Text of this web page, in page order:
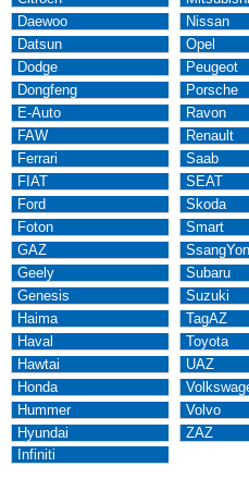
Daewoo
Datsun
Dodge
Dongfeng
E-Auto
FAW
Ferrari
FIAT
Ford
Foton
GAZ
Geely
Genesis
Haima
Haval
Hawtai
Honda
Hummer
Hyundai
Infiniti
Nissan
Opel
Peugeot
Porsche
Ravon
Renault
Saab
SEAT
Skoda
Smart
Subaru
Suzuki
TagAZ
Toyota
UAZ
Volvo
ZAZ